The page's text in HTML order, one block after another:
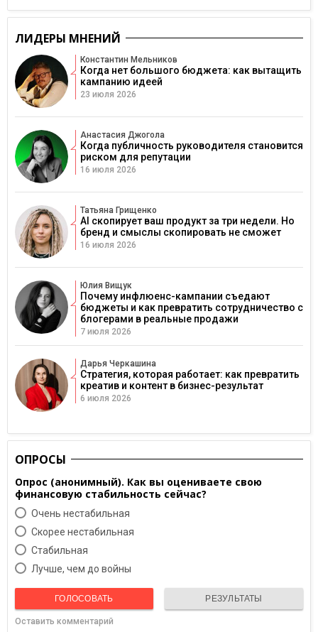
ЛИДЕРЫ МНЕНИЙ
Константин Мельников
Когда нет большого бюджета: как вытащить
кампанию идеей
23 июля 2026
Анастасия Джогола
Когда публичность руководителя становится
риском для репутации
16 июля 2026
Татьяна Грищенко
AI скопирует ваш продукт за три недели. Но
бренд и смыслы скопировать не сможет
16 июля 2026
Юлия Вищук
Почему инфлюенс-кампании съедают
бюджеты и как превратить сотрудничество с
блогерами в реальные продажи
7 июля 2026
Дарья Черкашина
Стратегия, которая работает: как превратить
креатив и контент в бизнес-результат
6 июля 2026
ОПРОСЫ
Опрос (анонимный). Как вы оцениваете свою
финансовую стабильность сейчас?
Очень нестабильная
Скорее нестабильная
Cтабильная
Лучше, чем до войны
ГОЛОСОВАТЬ РЕЗУЛЬТАТЫ
Оставить комментарий